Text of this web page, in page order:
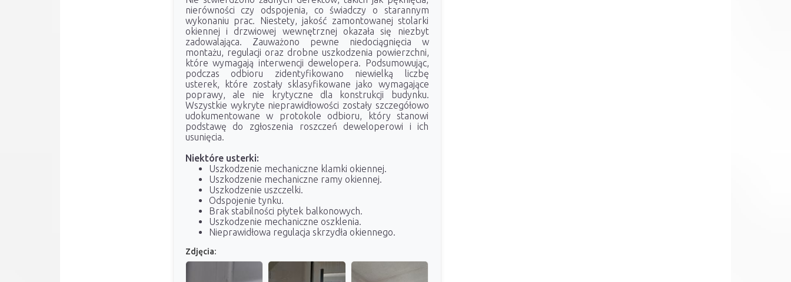
nierówności czy odspojenia, co świadczy o starannym
wykonaniu prac. Niestety, jakość zamontowanej stolarki
okiennej i drzwiowej wewnętrznej okazała się niezbyt
zadowalająca. Zauważono pewne niedociągnięcia w
montażu, regulacji oraz drobne uszkodzenia powierzchni,
które wymagają interwencji dewelopera. Podsumowując,
podczas odbioru zidentyfikowano niewielką liczbę
usterek, które zostały sklasyfikowane jako wymagające
poprawy, ale nie krytyczne dla konstrukcji budynku.
Wszystkie wykryte nieprawidłowości zostały szczegółowo
udokumentowane w protokole odbioru, który stanowi
podstawę do zgłoszenia roszczeń deweloperowi i ich
usunięcia.
Niektóre usterki:
Uszkodzenie mechaniczne klamki okiennej.
Uszkodzenie mechaniczne ramy okiennej.
Uszkodzenie uszczelki.
Odspojenie tynku.
Brak stabilności płytek balkonowych.
Uszkodzenie mechaniczne oszklenia.
Nieprawidłowa regulacja skrzydła okiennego.
Zdjęcia: